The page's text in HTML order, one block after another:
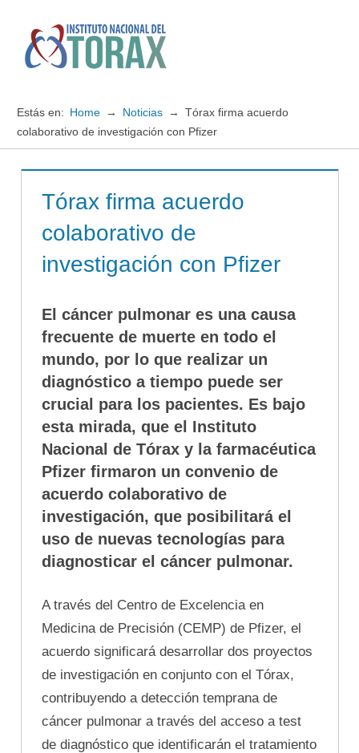
contenido
Instituto
del
TORAX
Estás en: Home Noticias
Tórax firma acuerdo
colaborativo de investigación con Pfizer
Tórax firma acuerdo
colaborativo de
investigación con Pfizer
El cáncer pulmonar es una causa
frecuente de muerte en todo el
mundo, por lo que realizar un
diagnóstico a tiempo puede ser
crucial para los pacientes. Es bajo
esta mirada, que el Instituto
Nacional de Tórax y la farmacéutica
Pfizer firmaron un convenio de
acuerdo colaborativo de
investigación, que posibilitará el
uso de nuevas tecnologías para
diagnosticar el cáncer pulmonar.
A través del Centro de Excelencia en
Medicina de Precisión (CEMP) de Pfizer, el
acuerdo significará desarrollar dos proyectos
de investigación en conjunto con el Tórax,
contribuyendo a detección temprana de
cáncer pulmonar a través del acceso a test
de diagnóstico que identificarán el tratamiento